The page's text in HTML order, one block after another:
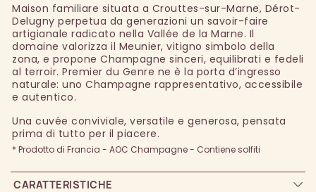
Maison familiare situata a Crouttes-sur-Marne, Dérot-
Delugny perpetua da generazioni un savoir-faire
artigianale radicato nella Vallée de la Marne. Il
domaine valorizza il Meunier, vitigno simbolo della
zona, e propone Champagne sinceri, equilibrati e fedeli
al terroir. Premier du Genre ne è la porta d’ingresso
naturale: uno Champagne rappresentativo, accessibile
e autentico.
Una cuvée conviviale, versatile e generosa, pensata
prima di tutto per il piacere.
* Prodotto di Francia - AOC Champagne - Contiene solfiti
CARATTERISTICHE